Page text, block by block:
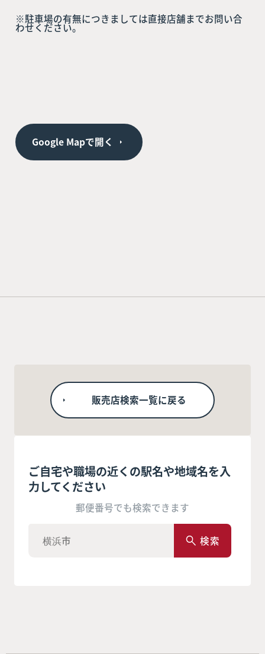
※駐車場の有無につきましては直接店舗までお問い合
わせください。
Google Mapで開く
販売店検索一覧に戻る
ご自宅や職場の近くの駅名や地域名を入
力してください
郵便番号でも検索できます
検索